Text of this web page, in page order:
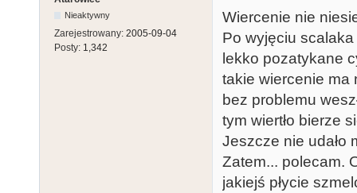
Nieaktywny
Zarejestrowany: 2005-09-04
Posty: 1,342
Wiercenie nie
Po wyjęciu
lekko pozatykane
takie wiercenie ma
bez problemu
tym wiertło bierze
Jeszcze nie udało
Zatem... polecam.
jakiejś płycie